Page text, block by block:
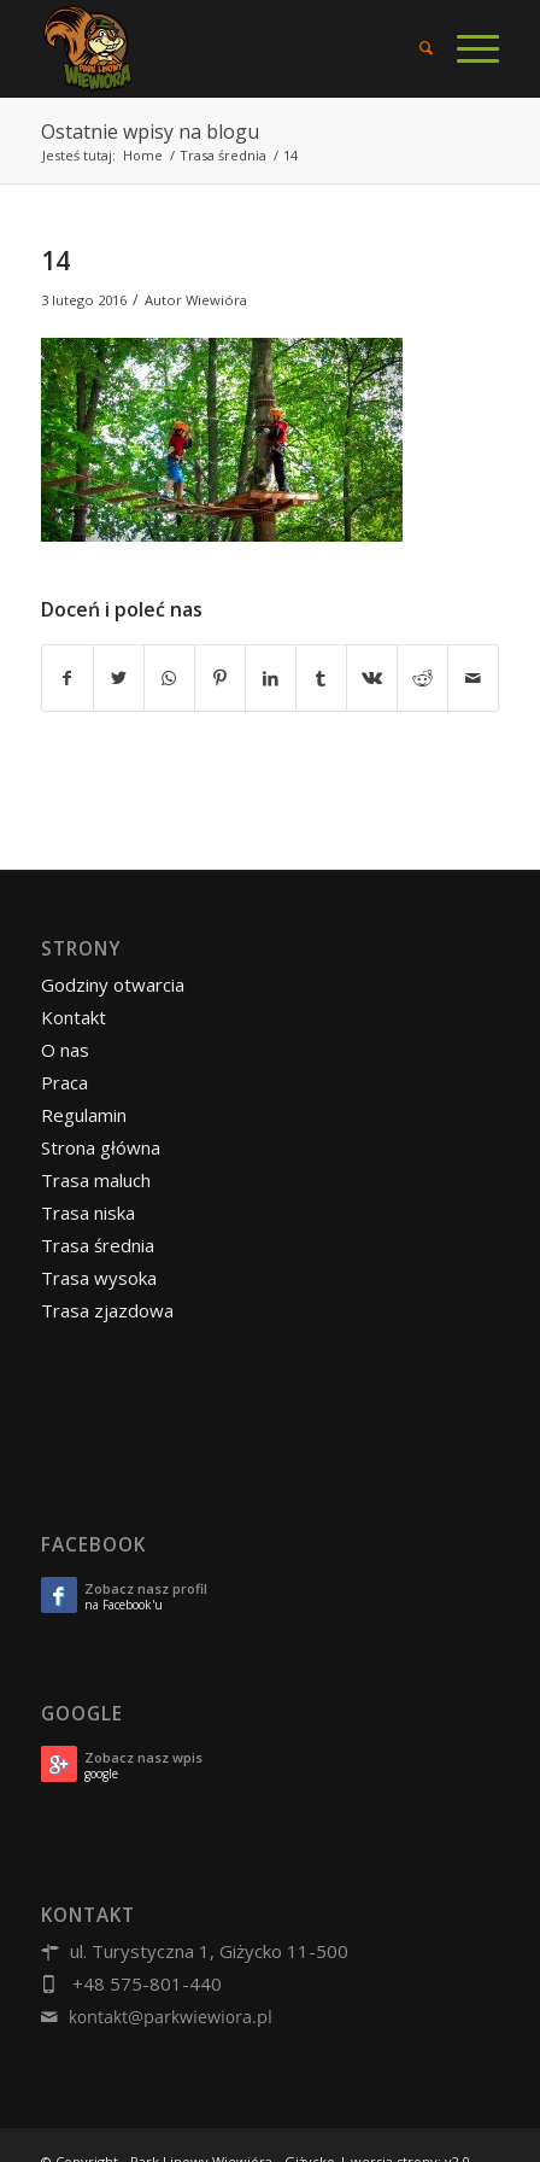
Ostatnie wpisy na blogu
Jesteś tutaj: Home / Trasa średnia / 14
14
3 lutego 2016 / Autor Wiewióra
Doceń i poleć nas
STRONY
Godziny otwarcia
Kontakt
O nas
Praca
Regulamin
Strona główna
Trasa maluch
Trasa niska
Trasa średnia
Trasa wysoka
Trasa zjazdowa
FACEBOOK
Zobacz nasz profil
na Facebook'u
GOOGLE
Zobacz nasz wpis
google
KONTAKT
ul. Turystyczna 1, Giżycko 11-500
+48 575-801-440